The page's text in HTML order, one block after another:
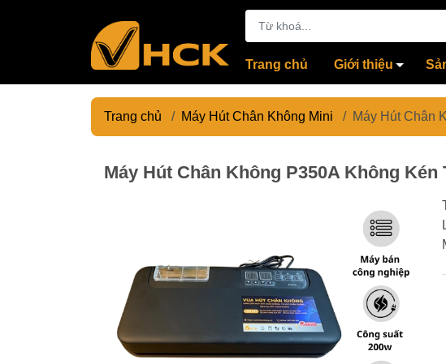
Trang chủ Giới thiệu
Trang chủ / Máy Hút Chân Không Mini / Máy Hút Chân
Máy Hút Chân Không P350A Không